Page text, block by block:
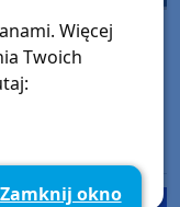
mundur.
W
Charytatywny
Więcej
Twoich
Zamknij okno